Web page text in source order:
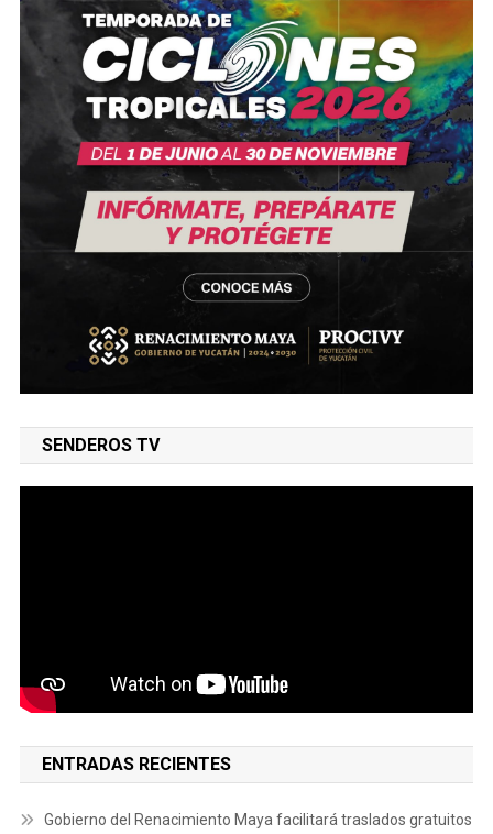
SENDEROS TV
ENTRADAS RECIENTES
Gobierno del Renacimiento Maya facilitará traslados gratuitos